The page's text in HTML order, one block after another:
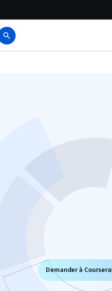
Demander à Coursera